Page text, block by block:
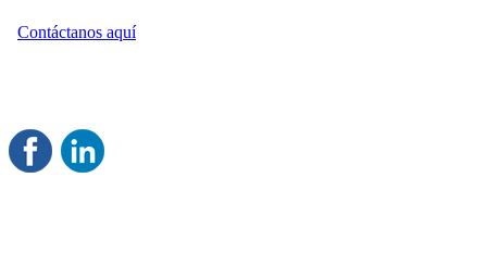
Contáctanos aquí